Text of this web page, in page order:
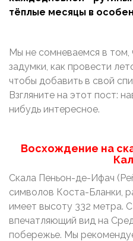
тёплые месяцы в
Мы не сомневаемся в том,
задумки, как провести
чтобы добавить в свой
Взгляните на этот пост:
нибудь интересное.
Восхождение на
Скала Пеньон-де-Ифач
символов Коста-Бланки,
имеет высоту 332 метра.
впечатляющий вид на
побережье. Мы